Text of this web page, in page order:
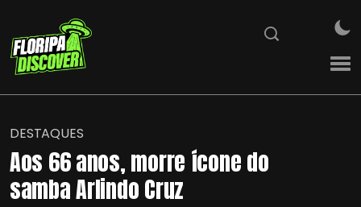
DESTAQUES
Aos 66 anos, morre ícone do
samba Arlindo Cruz